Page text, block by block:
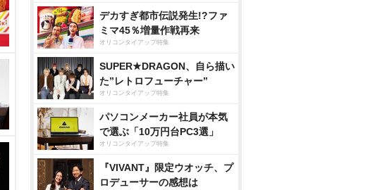
デカすぎ都市伝説発生!?ファ
ミマ45％増量作戦再来
オリコンタイアップ特集
SUPER★DRAGON、自ら描い
た”レトロフューチャー”
オリコンタイアップ特集
パソコンメーカー社員が本気
で選ぶ「10万円台PC3選」
オリコンタイアップ特集
『VIVANT』限定ウオッチ、プ
ロデューサーの感想は